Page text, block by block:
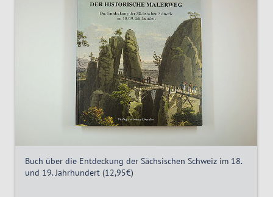
Buch über die Entdeckung der Sächsischen Schweiz im 18.
und 19. Jahrhundert (12,95€)